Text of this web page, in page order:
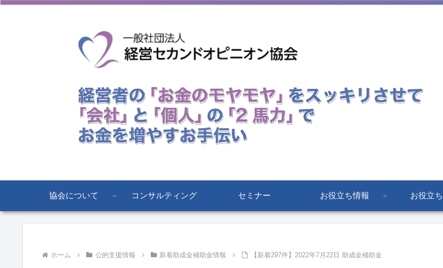
協会について コンサルティング セミナー お役立ち情報 お役立
ホーム 公的支援情報 新着助成金補助金情報 【新着297件】2022年7月22日 助成金補助金